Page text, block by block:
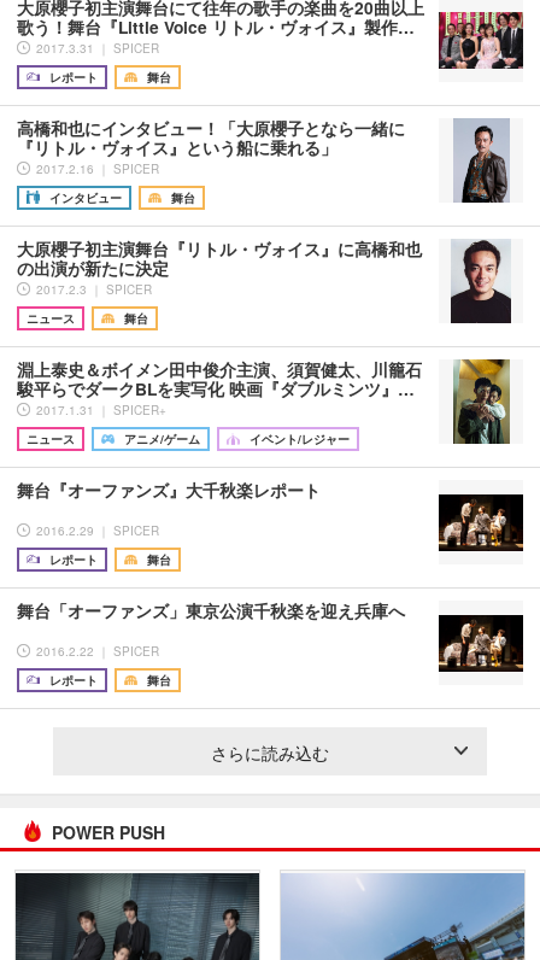
大原櫻子初主演舞台にて往年の歌手の楽曲を20曲以上
歌う！舞台『Little Voice リトル・ヴォイス』製作…
2017.3.31 ｜ SPICER
レポート
舞台
高橋和也にインタビュー！「大原櫻子となら一緒に
『リトル・ヴォイス』という船に乗れる」
2017.2.16 ｜ SPICER
インタビュー
舞台
大原櫻子初主演舞台『リトル・ヴォイス』に高橋和也
の出演が新たに決定
2017.2.3 ｜ SPICER
ニュース
舞台
淵上泰史＆ボイメン田中俊介主演、須賀健太、川籠石
駿平らでダークBLを実写化 映画『ダブルミンツ』…
2017.1.31 ｜ SPICER+
ニュース
アニメ/ゲーム イベント/レジャー
舞台『オーファンズ』大千秋楽レポート
2016.2.29 ｜ SPICER
レポート
舞台
舞台「オーファンズ」東京公演千秋楽を迎え兵庫へ
2016.2.22 ｜ SPICER
レポート
舞台
さらに読み込む
POWER PUSH